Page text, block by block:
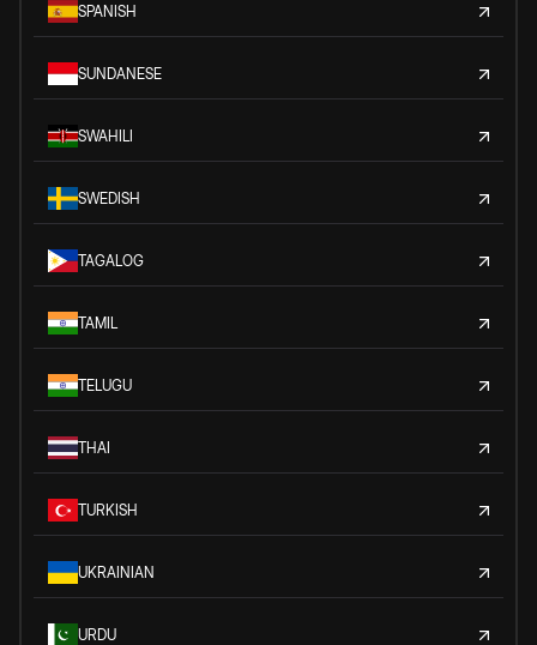
SPANISH
SUNDANESE
SWAHILI
SWEDISH
TAGALOG
TAMIL
TELUGU
THAI
TURKISH
UKRAINIAN
URDU